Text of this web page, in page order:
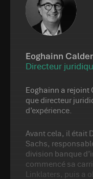
Eoghainn Calder
Directeur
Eoghainn a rejoint
que directeur
d’expérience.
Avant cela, il était
Sachs,
division banque
commencé sa
Linklaters, puis a